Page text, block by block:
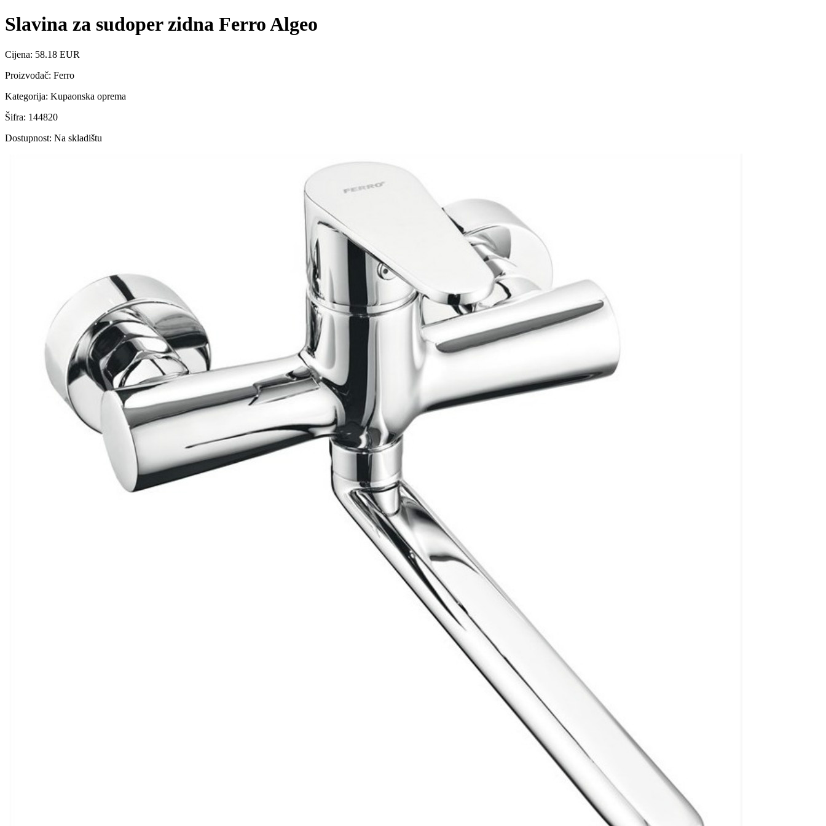
Slavina za sudoper zidna Ferro Algeo
Cijena: 58.18 EUR
Proizvođač: Ferro
Kategorija: Kupaonska oprema
Šifra: 144820
Dostupnost: Na skladištu